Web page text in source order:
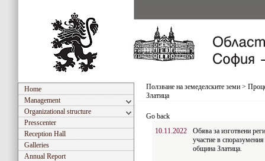
Home
Management
Organizational structure
Presscenter
Reception Hall
Galleries
Annual Report
Ползване на земеделските земи >
Златица
Go back
10.11.2022
Обява за изготвени
участие в
община Златица.